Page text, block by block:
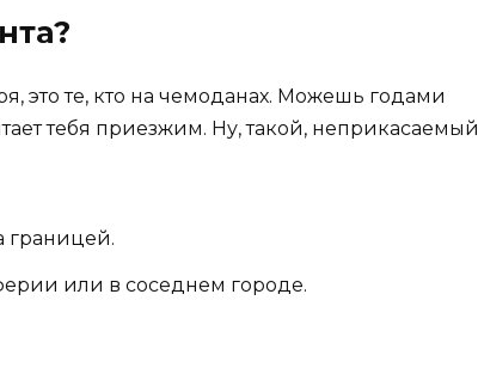
это те, кто на чемоданах. Можешь годами
тебя приезжим. Ну, такой, неприкасаемый
границей.
или в соседнем городе.